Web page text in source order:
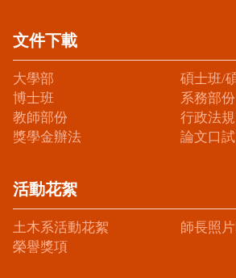
文件下載
大學部
碩士班/
博士班
系務部份
教師部份
行政法規
獎學金辦法
論文口試
活動花絮
土木系活動花絮
師長照
榮譽獎項